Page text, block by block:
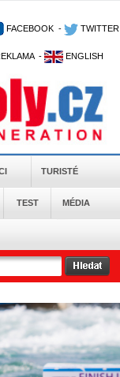
FACEBOOK - TWITTER
- ENGLISH
TURISTÉ
TEST MÉDIA